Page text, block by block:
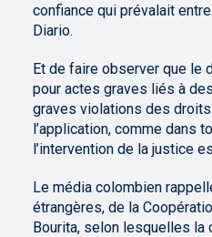
confiance qui prévalait
Diario.
Et de faire observer que le
pour actes graves liés à
graves violations des droits
l’application, comme dans
l’intervention de la justice
Le média colombien
étrangères, de la
Bourita, selon lesquelles la